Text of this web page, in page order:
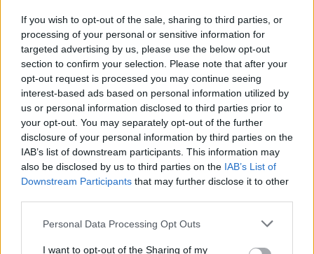
If you wish to opt-out of the sale, sharing to third parties, or
processing of your personal or sensitive information for
targeted advertising by us, please use the below opt-out
section to confirm your selection. Please note that after your
opt-out request is processed you may continue seeing
interest-based ads based on personal information utilized by
us or personal information disclosed to third parties prior to
your opt-out. You may separately opt-out of the further
disclosure of your personal information by third parties on the
IAB’s list of downstream participants. This information may
also be disclosed by us to third parties on the IAB’s List of
Downstream Participants that may further disclose it to other
Please note that this website/app uses one or more Google
not limited to your visit or usage behaviour. You may click to
Personal Data Processing Opt Outs
I want to opt-out of the Sharing of my
Αν τα χάσατε